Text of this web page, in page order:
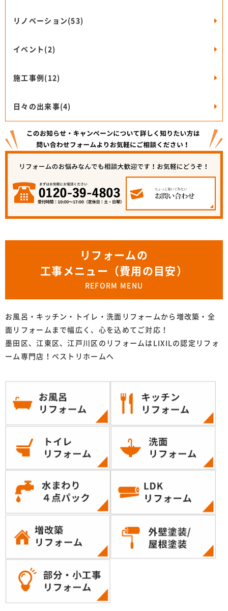
リノベーション(53)
イベント(2)
施工事例(12)
日々の出来事(4)
リフォームの
工事メニュー（費用の目安）
REFORM MENU
お風呂・キッチン・トイレ・洗面リフォームから増改築・全
面リフォームまで幅広く、心を込めてご対応！
墨田区、江東区、江戸川区のリフォームはLIXILの認定リフォ
ーム専門店！ベストリホームへ